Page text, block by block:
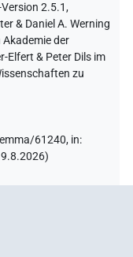
2.5.1,
& Daniel A. Werning
der
Elfert & Peter Dils im
zu
61240, in:
9.8.2026)